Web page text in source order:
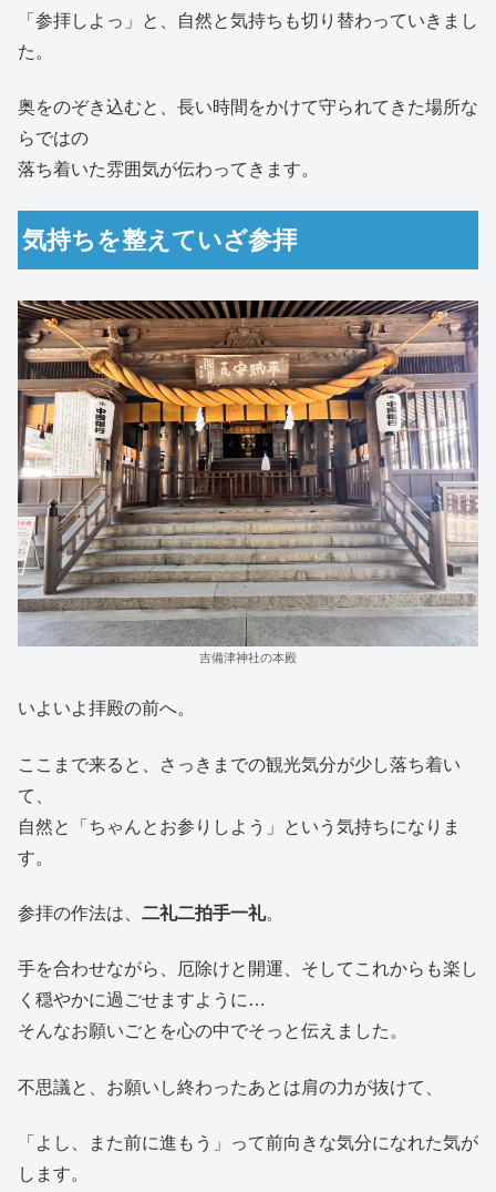
「参拝しよっ」と、自然と気持ちも切り替わっていきまし
た。
奥をのぞき込むと、長い時間をかけて守られてきた場所な
らではの
落ち着いた雰囲気が伝わってきます。
気持ちを整えていざ参拝
吉備津神社の本殿
いよいよ拝殿の前へ。
ここまで来ると、さっきまでの観光気分が少し落ち着い
て、
自然と「ちゃんとお参りしよう」という気持ちになりま
す。
参拝の作法は、 二礼二拍手一礼。
手を合わせながら、厄除けと開運、そしてこれからも楽し
く穏やかに過ごせますように…
そんなお願いごとを心の中でそっと伝えました。
不思議と、お願いし終わったあとは肩の力が抜けて、
「よし、また前に進もう」って前向きな気分になれた気が
します。